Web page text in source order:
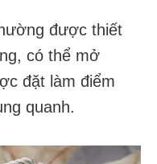
được thiết
có thể mở
đặt làm điểm
quanh.